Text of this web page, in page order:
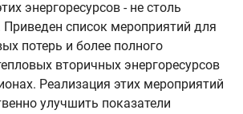
энергоресурсов - не столь
список мероприятий для
потерь и более полного
вторичных энергоресурсов
Реализация этих мероприятий
улучшить показатели